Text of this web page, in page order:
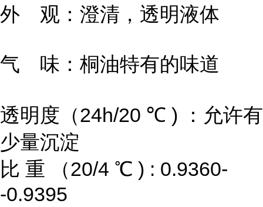
外 观：澄清，透明液体
气 味：桐油特有的味道
透明度（24h/20 ℃ ) ：允许有
少量沉淀
比 重 （20/4 ℃ ) : 0.9360-
-0.9395